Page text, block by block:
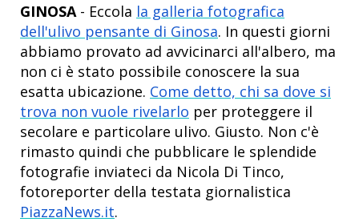
GINOSA - Eccola la galleria fotografica
dell'ulivo pensante di Ginosa. In questi giorni
abbiamo provato ad avvicinarci all'albero, ma
non ci è stato possibile conoscere la sua
esatta ubicazione. Come detto, chi sa dove si
trova non vuole rivelarlo per proteggere il
secolare e particolare ulivo. Giusto. Non c'è
rimasto quindi che pubblicare le splendide
fotografie inviateci da Nicola Di Tinco,
fotoreporter della testata giornalistica
PiazzaNews.it.